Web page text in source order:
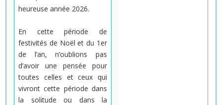
heureuse année 2026.
En cette période de
festivités de Noël et du 1er
de l’an, n’oublions pas
d’avoir une pensée pour
toutes celles et ceux qui
vivront cette période dans
la solitude ou dans la